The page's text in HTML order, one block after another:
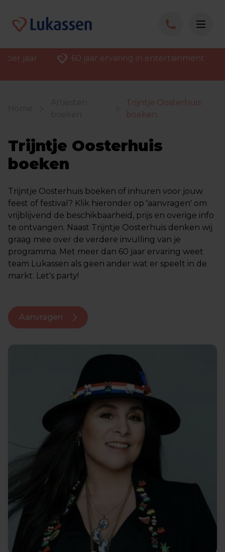
per jaar 60 jaar ervaring in entertainment
Trijntje Oosterhuis
boeken
Trijntje Oosterhuis
boeken
Trijntje Oosterhuis boeken of inhuren voor jouw
feest of festival? Klik hieronder op 'aanvragen' om
vrijblijvend de beschikbaarheid, prijs en overige info
te ontvangen. Naast Trijntje Oosterhuis denken wij
graag mee over de verdere invulling van je
programma. Met meer dan 60 jaar ervaring weet
team Lukassen als geen ander wat er speelt in de
markt. Let's party!
Aanvragen